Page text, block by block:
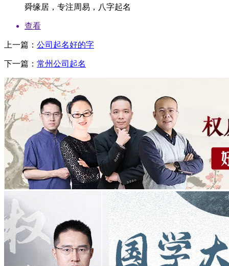
舜缘居，专注周易，八字起名
查看
上一篇： 公司起名好的字
下一篇： 常州公司起名